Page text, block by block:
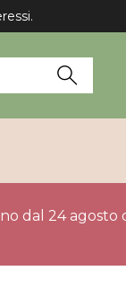
dal 24 agosto